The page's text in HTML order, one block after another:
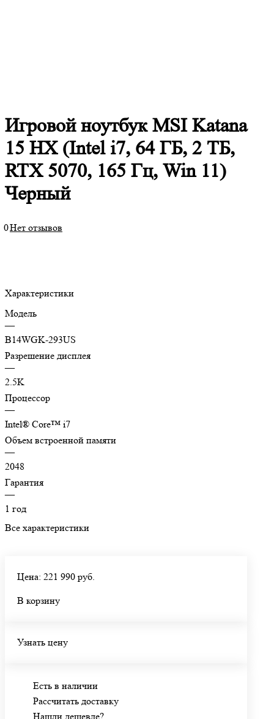
Игровой ноутбук MSI Katana
15 HX (Intel i7, 64 ГБ, 2 ТБ,
RTX 5070, 165 Гц, Win 11)
Черный
0Нет отзывов
Характеристики
Модель
—
B14WGK-293US
Разрешение дисплея
—
2.5K
Процессор
—
Intеl® Сorе™ i7
Объем встроенной памяти
—
2048
Гарантия
—
1 год
Все характеристики
Цена: 221 990 руб.
В корзину
Узнать цену
Есть в наличии
Рассчитать доставку
Нашли дешевле?